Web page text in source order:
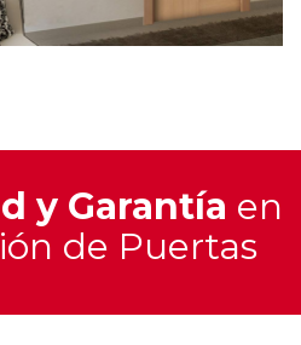
y Garantía en
de Puertas